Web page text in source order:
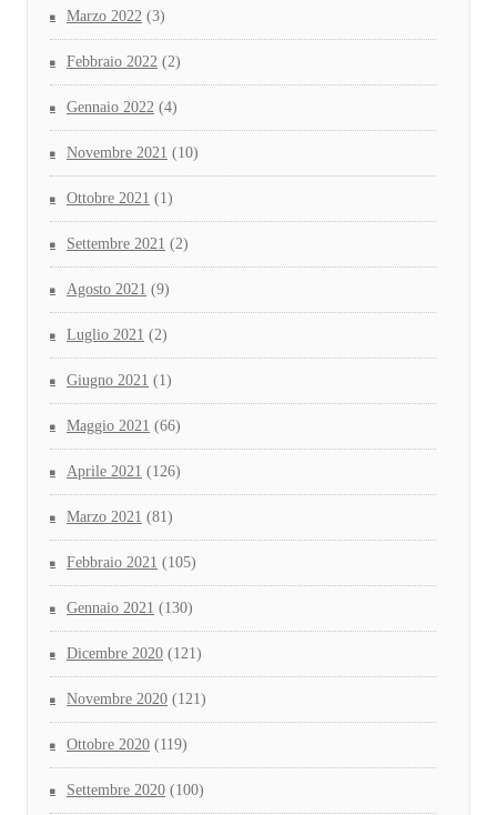
Marzo 2022 (3)
Febbraio 2022 (2)
Gennaio 2022 (4)
Novembre 2021 (10)
Ottobre 2021 (1)
Settembre 2021 (2)
Agosto 2021 (9)
Luglio 2021 (2)
Giugno 2021 (1)
Maggio 2021 (66)
Aprile 2021 (126)
Marzo 2021 (81)
Febbraio 2021 (105)
Gennaio 2021 (130)
Dicembre 2020 (121)
Novembre 2020 (121)
Ottobre 2020 (119)
Settembre 2020 (100)